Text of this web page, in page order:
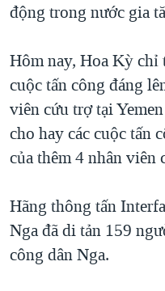
động trong nước gia
Hôm nay, Hoa Kỳ chỉ
cuộc tấn công đáng
viên cứu trợ tại
cho hay các cuộc tấn
của thêm 4 nhân viên
Hãng thông tấn
Nga đã di tản 159
công dân Nga.